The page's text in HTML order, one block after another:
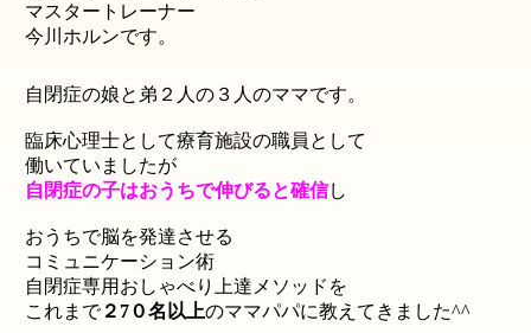
マスタートレーナー
今川ホルンです。
自閉症の娘と弟２人の３人のママです。
臨床心理士として療育施設の職員として
働いていましたが
自閉症の子はおうちで伸びると確信し
おうちで脳を発達させる
コミュニケーション術
自閉症専用おしゃべり上達メソッド を
これまで２7０名以上のママパパに教えてきました^^